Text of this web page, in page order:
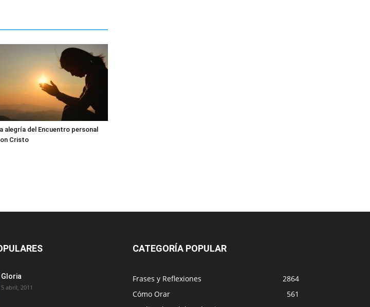
alegría del Encuentro personal
Cristo
Gloria
5 abril, 2011
CATEGORÍA POPULAR
Frases y Reflexiones
2864
Cómo Orar
561